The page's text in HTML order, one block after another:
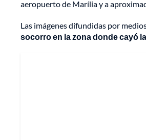
aeropuerto de Marília y a
Las imágenes difundidas por
socorro en la zona donde cayó